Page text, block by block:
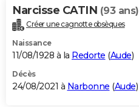
Narcisse CATIN (93 ans)
Créer une cagnotte obsèques
Naissance
11/08/1928 à la Redorte (Aude)
Décès
24/08/2021 à Narbonne (Aude)